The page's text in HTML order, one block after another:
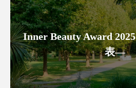
サロン経営 サロン連略
スカルプ クレンジング 頻度
スキンケア スキンケア 習慣
スキンケアルーティン スト
Inner Beauty Award
表―